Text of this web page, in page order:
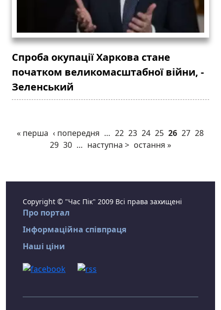
Спроба окупації Харкова стане
початком великомасштабної війни, -
Зеленський
« перша ‹ попередня … 22 23 24 25 26 27 28
29 30 … наступна > остання »
Copyright © "Час Пік" 2009 Всі права захищені
Про портал
Інформаційна співпраця
Наші ціни